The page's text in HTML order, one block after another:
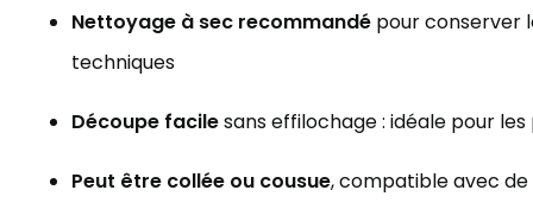
Nettoyage à sec recommandé pour conserver
techniques
Découpe facilesans effilochage : idéale pour
Peut être collée ou cousue, compatible avec